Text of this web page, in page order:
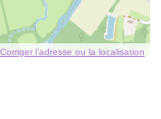
Corriger l’adresse ou la localisation